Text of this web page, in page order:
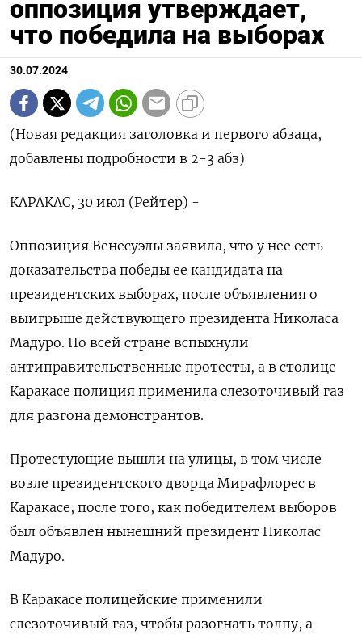
оппозиция утверждает,
что победила на выборах
30.07.2024
(Новая редакция заголовка и первого абзаца,
добавлены подробности в 2-3 абз)
КАРАКАС, 30 июл (Рейтер) -
Оппозиция Венесуэлы заявила, что у нее есть
доказательства победы ее кандидата на
президентских выборах, после объявления о
выигрыше действующего президента Николаса
Мадуро. По всей стране вспыхнули
антиправительственные протесты, а в столице
Каракасе полиция применила слезоточивый газ
для разгона демонстрантов.
Протестующие вышли на улицы, в том числе
возле президентского дворца Мирафлорес в
Каракасе, после того, как победителем выборов
был объявлен нынешний президент Николас
Мадуро.
В Каракасе полицейские применили
слезоточивый газ, чтобы разогнать толпу, а